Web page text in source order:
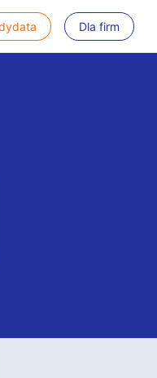
Dla firm